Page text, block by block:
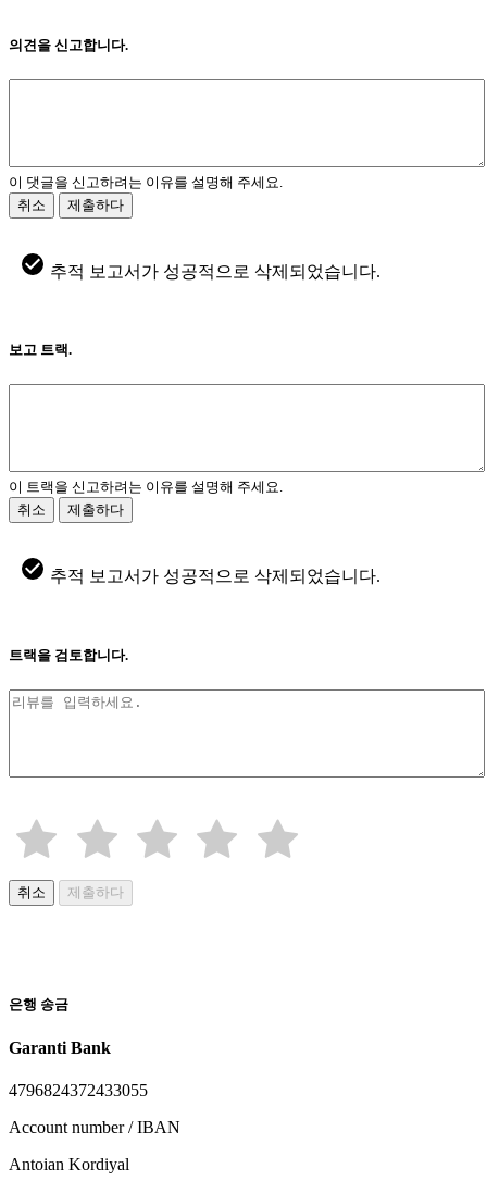
의견을 신고합니다.
이 댓글을 신고하려는 이유를 설명해 주세요.
취소
제출하다
추적 보고서가 성공적으로 삭제되었습니다.
보고 트랙.
이 트랙을 신고하려는 이유를 설명해 주세요.
취소
제출하다
추적 보고서가 성공적으로 삭제되었습니다.
트랙을 검토합니다.
취소 제출하다
은행 송금
Garanti Bank
4796824372433055
Account number / IBAN
Antoian Kordiyal